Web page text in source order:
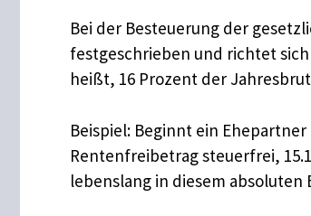
Bei der Besteuerung der
festgeschrieben und richtet
heißt, 16 Prozent der
Beispiel: Beginnt ein
Rentenfreibetrag steuerfrei,
lebenslang in diesem